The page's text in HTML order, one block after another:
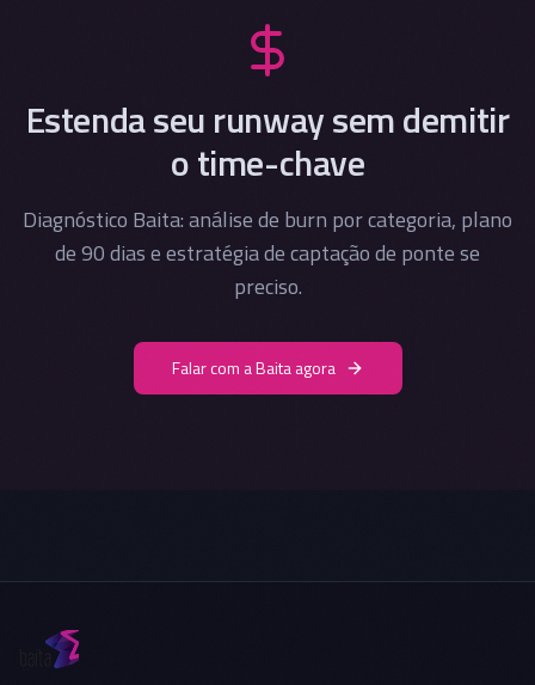
Estenda seu runway sem demitir
o time-chave
Diagnóstico Baita: análise de burn por categoria, plano
de 90 dias e estratégia de captação de ponte se
preciso.
Falar com a Baita agora